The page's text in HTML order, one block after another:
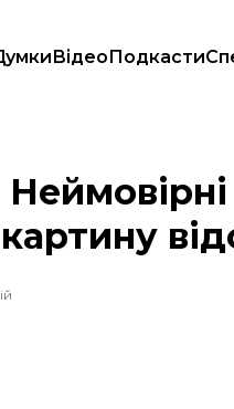
ВідеоПодкасти
геніальну картину